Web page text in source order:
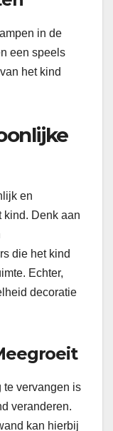
in de
een speels
het kind
en
kind. Denk aan
die het kind
Echter,
decoratie
te vervangen is
veranderen.
kan hierbij